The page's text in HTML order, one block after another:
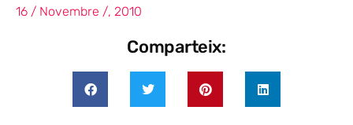
16 / Novembre /, 2010
Comparteix: